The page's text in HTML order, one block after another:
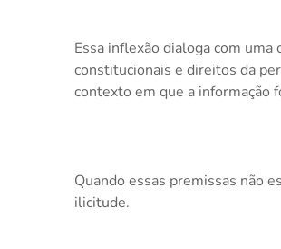
Essa inflexão dialoga com
constitucionais e direitos da
contexto em que a informação
Quando essas premissas não
ilicitude.